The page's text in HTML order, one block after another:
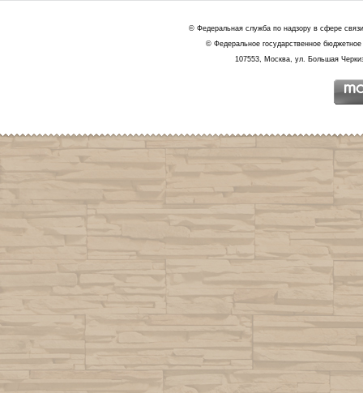
© Федеральная служба по надзору в сфере
© Федеральное государственное
107553, Москва, ул. Большая